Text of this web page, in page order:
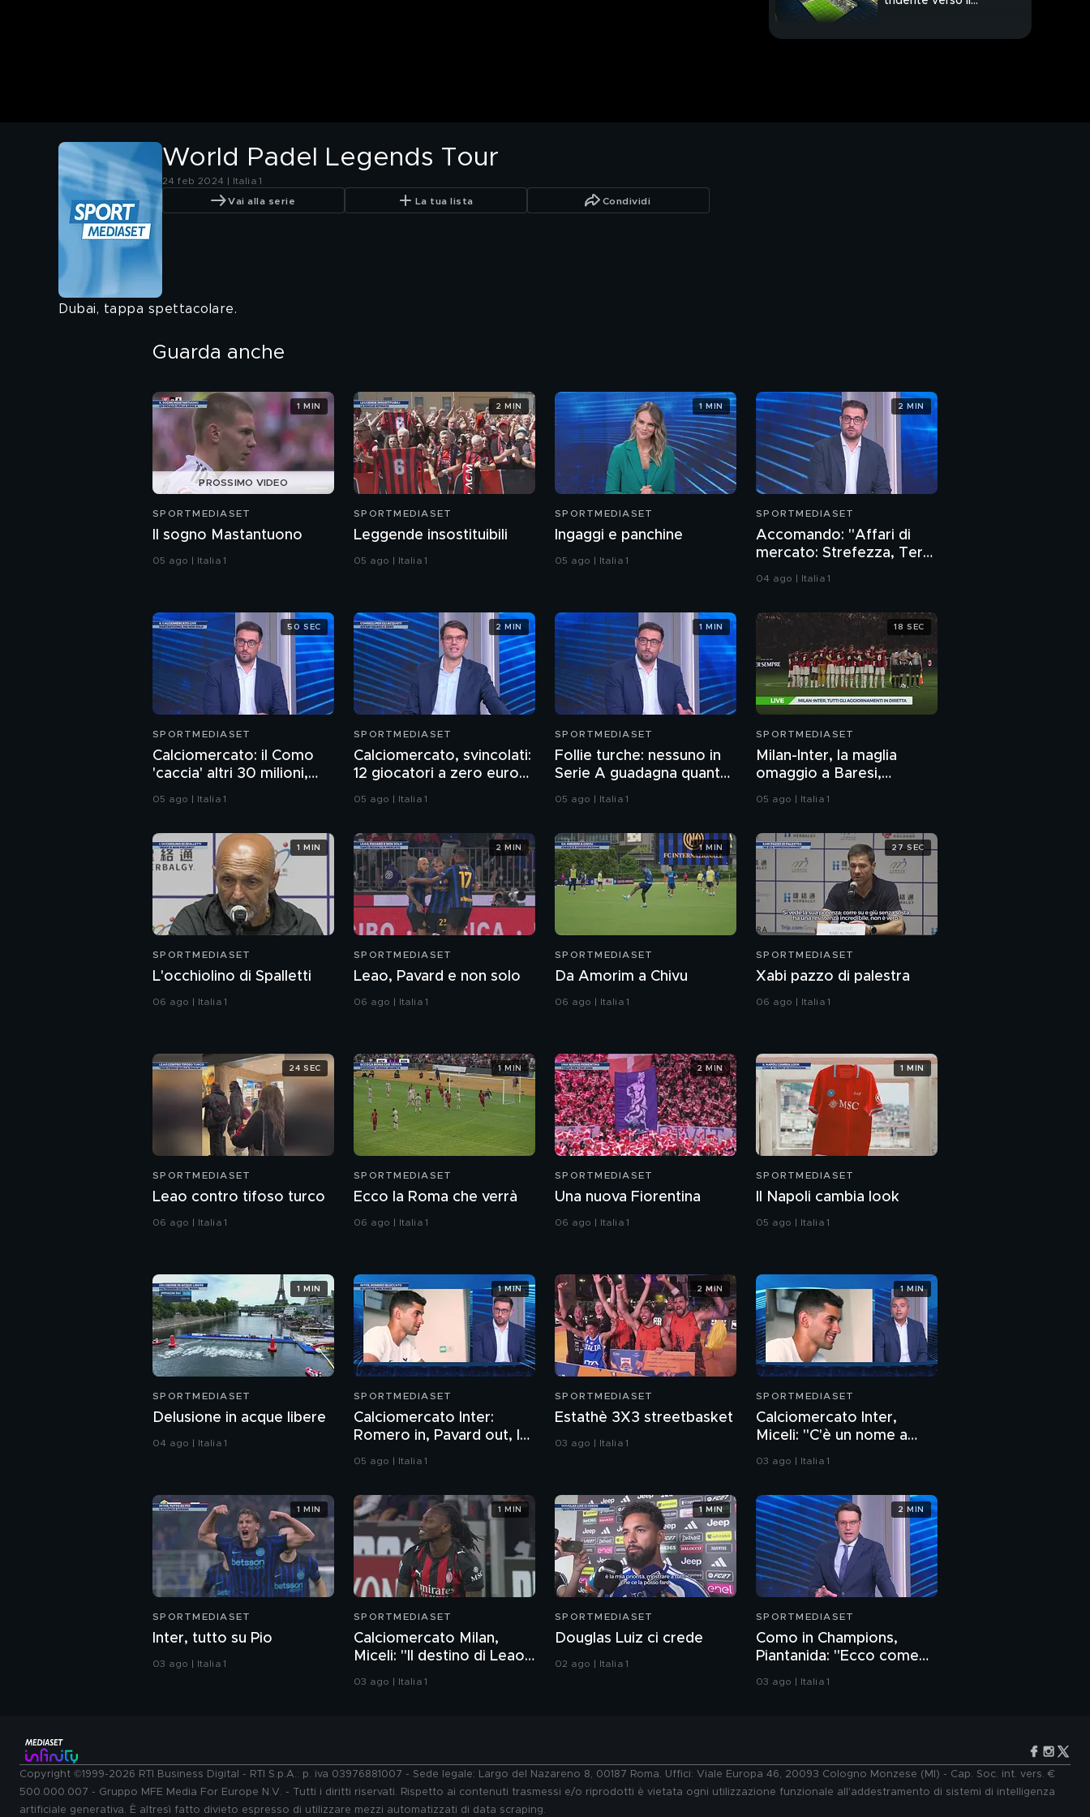
Paolini in finale a Dubai
World Padel Legends
Tour
World Padel Legends Tour
24 feb 2024 | Italia 1
Vai alla serie La tua lista Condividi
Dubai, tappa spettacolare.
Guarda anche
PROSSIMO VIDEO
SPORTMEDIASET
Il sogno Mastantuono
05 ago | Italia 1
1 MIN
SPORTMEDIASET
Leggende insostituibili
05 ago | Italia 1
2 MIN
SPORTMEDIASET
Ingaggi e panchine
05 ago | Italia 1
1 MIN
SPORTMEDIASET
Accomando: "Affari di
mercato: Strefezza, Ter
Stegen, Maldini e... il rebus
04 ago | Italia 1
2 MIN
SPORTMEDIASET
Calciomercato: il Como
'caccia' altri 30 milioni,
Esposito-Cagliari finita
05 ago | Italia 1
50 SEC
SPORTMEDIASET
Calciomercato, svincolati:
12 giocatori a zero euro
per sognare gratis
05 ago | Italia 1
2 MIN
SPORTMEDIASET
Follie turche: nessuno in
Serie A guadagna quanto
Salah al Trabzonspor
05 ago | Italia 1
1 MIN
SPORTMEDIASET
Milan-Inter, la maglia
omaggio a Baresi,
applausi a minuto 6
05 ago | Italia 1
18 SEC
SPORTMEDIASET
L'occhiolino di Spalletti
06 ago | Italia 1
1 MIN
SPORTMEDIASET
Leao, Pavard e non solo
06 ago | Italia 1
2 MIN
SPORTMEDIASET
Da Amorim a Chivu
06 ago | Italia 1
1 MIN
SPORTMEDIASET
Xabi pazzo di palestra
06 ago | Italia 1
27 SEC
SPORTMEDIASET
Leao contro tifoso turco
06 ago | Italia 1
24 SEC
SPORTMEDIASET
Ecco la Roma che verrà
06 ago | Italia 1
1 MIN
SPORTMEDIASET
Una nuova Fiorentina
06 ago | Italia 1
2 MIN
SPORTMEDIASET
Il Napoli cambia look
05 ago | Italia 1
1 MIN
SPORTMEDIASET
Delusione in acque libere
04 ago | Italia 1
1 MIN
SPORTMEDIASET
Calciomercato Inter:
Romero in, Pavard out, le
specifiche
05 ago | Italia 1
1 MIN
SPORTMEDIASET
Estathè 3X3 streetbasket
03 ago | Italia 1
2 MIN
SPORTMEDIASET
Calciomercato Inter,
Miceli: "C'è un nome a
sorpresa per l'esterno"
03 ago | Italia 1
1 MIN
SPORTMEDIASET
Inter, tutto su Pio
03 ago | Italia 1
1 MIN
SPORTMEDIASET
Calciomercato Milan,
Miceli: "Il destino di Leao
è legato a..."
03 ago | Italia 1
1 MIN
SPORTMEDIASET
Douglas Luiz ci crede
02 ago | Italia 1
1 MIN
SPORTMEDIASET
Como in Champions,
Piantanida: "Ecco come
stanno davvero le cose"
03 ago | Italia 1
2 MIN
Copyright ©1999-2026 RTI Business Digital - RTI S.p.A.: p. iva 03976881007 - Sede legale: Largo del Nazareno 8, 00187 Roma. Uffici: Viale Europa 46, 20093 Cologno Monzese (MI) - Cap. Soc. int. vers. €
500.000.007 - Gruppo MFE Media For Europe N.V. - Tutti i diritti riservati. Rispetto ai contenuti trasmessi e/o riprodotti è vietata ogni utilizzazione funzionale all'addestramento di sistemi di intelligenza
artificiale generativa. È altresì fatto divieto espresso di utilizzare mezzi automatizzati di data scraping.